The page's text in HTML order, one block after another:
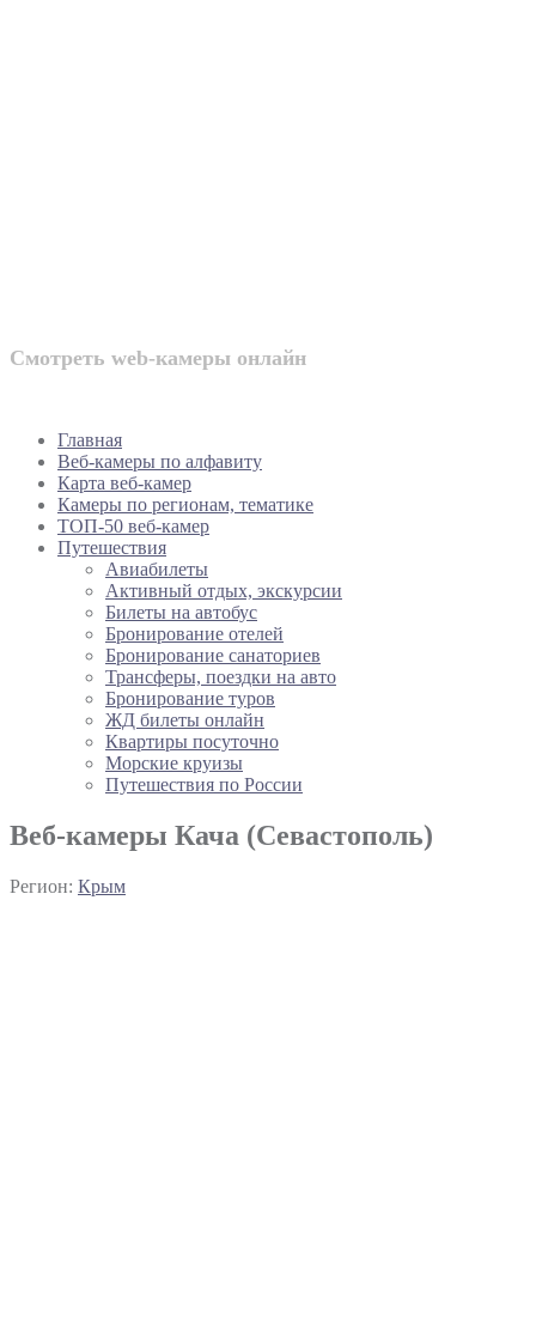
Смотреть web-камеры онлайн
Главная
Веб-камеры по алфавиту
Карта веб-камер
Камеры по регионам, тематике
ТОП-50 веб-камер
Путешествия
Авиабилеты
Активный отдых, экскурсии
Билеты на автобус
Бронирование отелей
Бронирование санаториев
Трансферы, поездки на авто
Бронирование туров
ЖД билеты онлайн
Квартиры посуточно
Морские круизы
Путешествия по России
Веб-камеры Кача (Севастополь)
Регион: Крым